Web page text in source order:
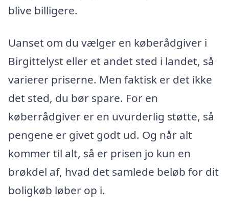
blive billigere.
Uanset om du vælger en køberådgiver i
Birgittelyst eller et andet sted i landet, så
varierer priserne. Men faktisk er det ikke
det sted, du bør spare. For en
køberrådgiver er en uvurderlig støtte, så
pengene er givet godt ud. Og når alt
kommer til alt, så er prisen jo kun en
brøkdel af, hvad det samlede beløb for dit
boligkøb løber op i.